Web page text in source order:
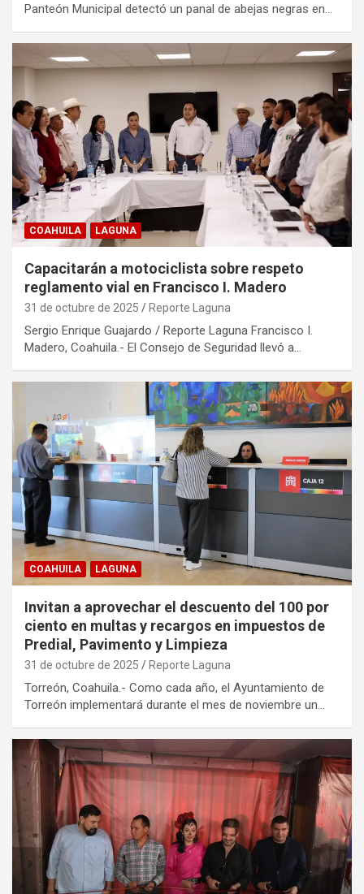
Panteón Municipal detectó un panal de abejas negras en…
COAHUILA LAGUNA
Capacitarán a motociclista sobre respeto
reglamento vial en Francisco I. Madero
31 de octubre de 2025 Reporte Laguna
Sergio Enrique Guajardo / Reporte Laguna Francisco I.
Madero, Coahuila.- El Consejo de Seguridad llevó a…
COAHUILA LAGUNA
Invitan a aprovechar el descuento del 100 por
ciento en multas y recargos en impuestos de
Predial, Pavimento y Limpieza
31 de octubre de 2025 Reporte Laguna
Torreón, Coahuila.- Como cada año, el Ayuntamiento de
Torreón implementará durante el mes de noviembre un…